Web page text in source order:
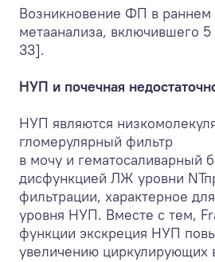
Возникновение ФП в раннем
метаанализа, включившего
33].
НУП и почечная
НУП являются
гломерулярный фильтр
в мочу и гематосаливарный
дисфункцией ЛЖ уровни
фильтрации, характерное
уровня НУП. Вместе с тем,
функции экскреция НУП
увеличению